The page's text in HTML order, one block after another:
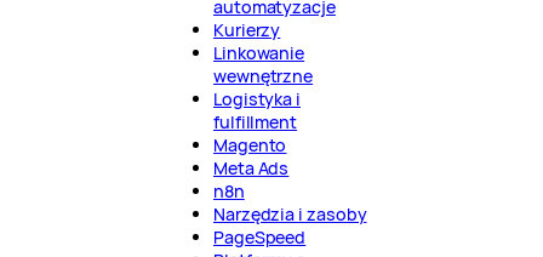
automatyzacje
Kurierzy
Linkowanie
wewnętrzne
Logistyka i
fulfillment
Magento
Meta Ads
n8n
Narzędzia i zasoby
PageSpeed